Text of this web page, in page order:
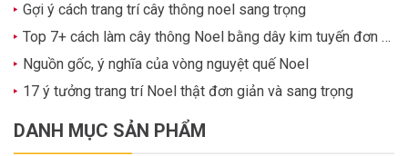
Gợi ý cách trang trí cây thông noel sang trọng
Top 7+ cách làm cây thông Noel bằng dây kim tuyến đơn giản, dễ thương
Nguồn gốc, ý nghĩa của vòng nguyệt quế Noel
17 ý tưởng trang trí Noel thật đơn giản và sang trọng
DANH MỤC SẢN PHẨM